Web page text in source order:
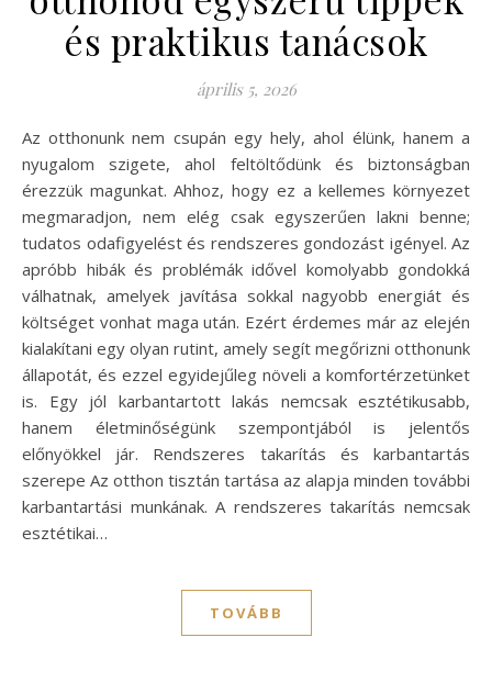
és praktikus tanácsok
április 5, 2026
Az otthonunk nem csupán egy hely, ahol élünk, hanem a
nyugalom szigete, ahol feltöltődünk és biztonságban
érezzük magunkat. Ahhoz, hogy ez a kellemes környezet
megmaradjon, nem elég csak egyszerűen lakni benne;
tudatos odafigyelést és rendszeres gondozást igényel. Az
apróbb hibák és problémák idővel komolyabb gondokká
válhatnak, amelyek javítása sokkal nagyobb energiát és
költséget vonhat maga után. Ezért érdemes már az elején
kialakítani egy olyan rutint, amely segít megőrizni otthonunk
állapotát, és ezzel egyidejűleg növeli a komfortérzetünket
is. Egy jól karbantartott lakás nemcsak esztétikusabb,
hanem életminőségünk szempontjából is jelentős
előnyökkel jár. Rendszeres takarítás és karbantartás
szerepe Az otthon tisztán tartása az alapja minden további
karbantartási munkának. A rendszeres takarítás nemcsak
esztétikai…
TOVÁBB